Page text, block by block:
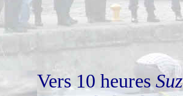
Vers 10 heures